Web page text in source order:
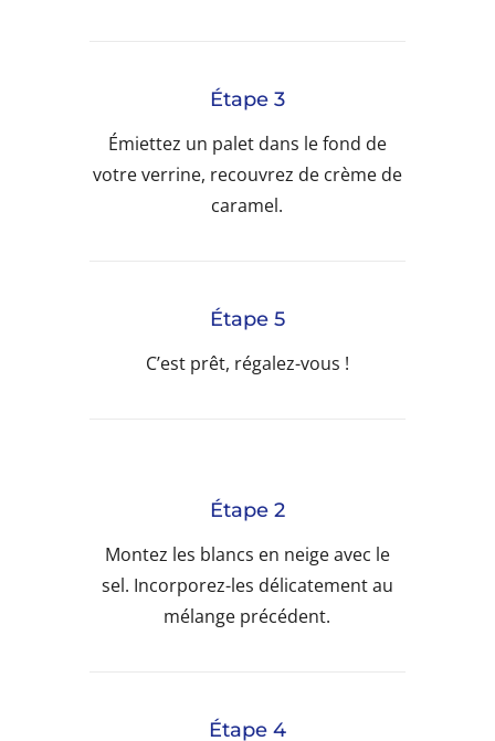
Étape 3
Émiettez un palet dans le fond de
votre verrine, recouvrez de crème de
caramel.
Étape 5
C’est prêt, régalez-vous !
Étape 2
Montez les blancs en neige avec le
sel. Incorporez-les délicatement au
mélange précédent.
Étape 4